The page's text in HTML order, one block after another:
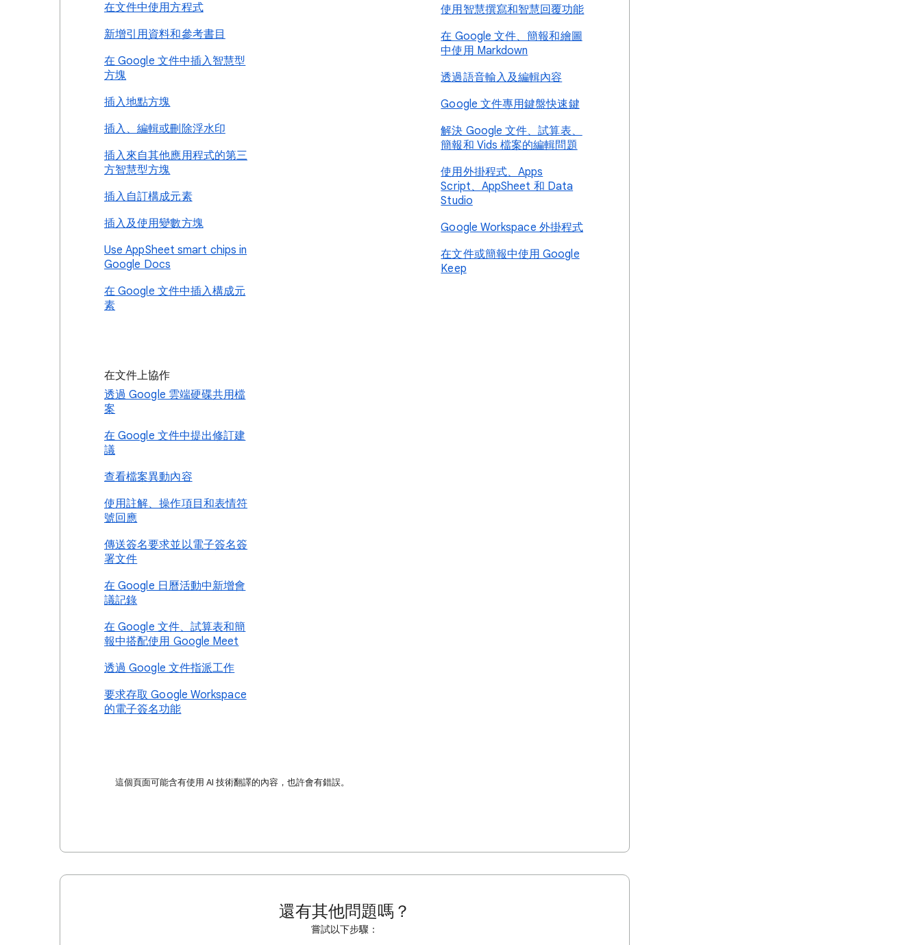
在文件中使用方程式
新增引用資料和參考書目
在 Google 文件中插入智慧型
方塊
插入地點方塊
插入、編輯或刪除浮水印
插入來自其他應用程式的第三
方智慧型方塊
插入自訂構成元素
插入及使用變數方塊
Use AppSheet smart chips in
Google Docs
在 Google 文件中插入構成元
素
使用智慧撰寫和智慧回覆功能
在 Google 文件、簡報和繪圖
中使用 Markdown
透過語音輸入及編輯內容
Google 文件專用鍵盤快速鍵
解決 Google 文件、試算表、
簡報和 Vids 檔案的編輯問題
使用外掛程式、Apps
Script、AppSheet 和 Data
Studio
Google Workspace 外掛程式
在文件或簡報中使用 Google
Keep
在文件上協作
透過 Google 雲端硬碟共用檔
案
在 Google 文件中提出修訂建
議
查看檔案異動內容
使用註解、操作項目和表情符
號回應
傳送簽名要求並以電子簽名簽
署文件
在 Google 日曆活動中新增會
議記錄
在 Google 文件、試算表和簡
報中搭配使用 Google Meet
透過 Google 文件指派工作
要求存取 Google Workspace
的電子簽名功能
這個頁面可能含有使用 AI 技術翻譯的內容，也許會有錯誤。
還有其他問題嗎？
嘗試以下步驟：